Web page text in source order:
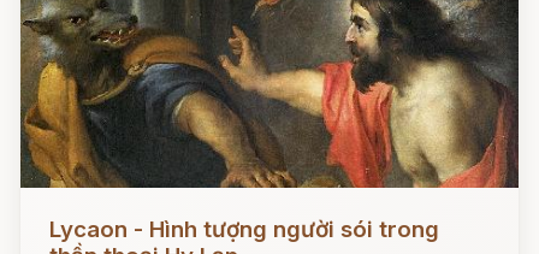
Lycaon - Hình tượng người sói trong